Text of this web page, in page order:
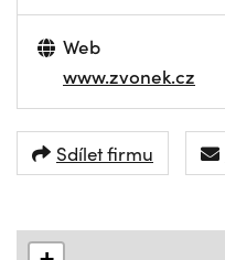
Web
www.zvonek.cz
Sdílet firmu